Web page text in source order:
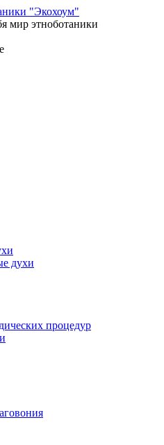
мир этноботаники
духи
процедур